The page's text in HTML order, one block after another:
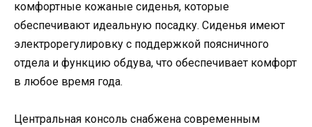
комфортные кожаные сиденья, которые
обеспечивают идеальную посадку. Сиденья имеют
электрорегулировку с поддержкой поясничного
отдела и функцию обдува, что обеспечивает комфорт
в любое время года.
Центральная консоль снабжена современным